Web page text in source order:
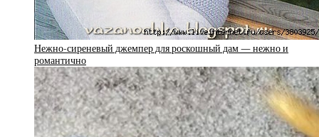
Нежно-сиреневый джемпер для роскошный дам — нежно и
романтично